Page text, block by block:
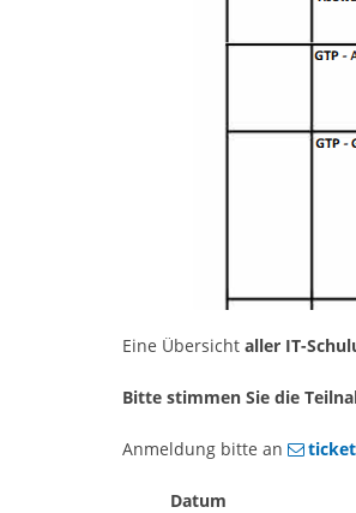
Eine Übersicht aller IT-
Bitte stimmen Sie die
Anmeldung bitte an
Datum